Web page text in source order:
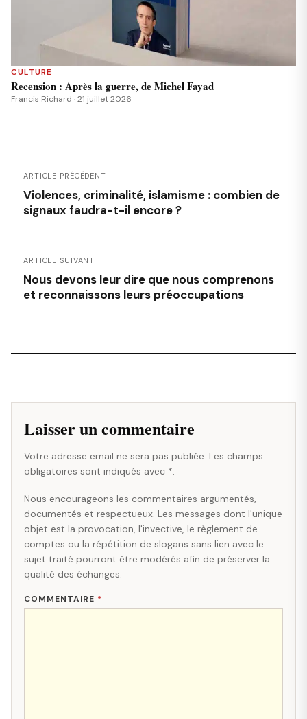
CULTURE
Recension : Après la guerre, de Michel Fayad
Francis Richard · 21 juillet 2026
ARTICLE PRÉCÉDENT
Violences, criminalité, islamisme : combien de
signaux faudra-t-il encore ?
ARTICLE SUIVANT
Nous devons leur dire que nous comprenons
et reconnaissons leurs préoccupations
Laisser un commentaire
Votre adresse email ne sera pas publiée. Les champs
obligatoires sont indiqués avec *.
Nous encourageons les commentaires argumentés,
documentés et respectueux. Les messages dont l'unique
objet est la provocation, l'invective, le règlement de
comptes ou la répétition de slogans sans lien avec le
sujet traité pourront être modérés afin de préserver la
qualité des échanges.
COMMENTAIRE *